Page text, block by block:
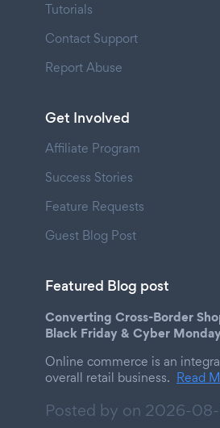
Tutorials
Contact Support
Report Abuse
Get Involved
Affiliate Program
Success Stories
Feature Requests
Guest Blog Post
Featured Blog post
Converting Cross-Border
Black Friday & Cyber Monday
Online commerce is an
overall retail business. Read
Posted by on 2026-